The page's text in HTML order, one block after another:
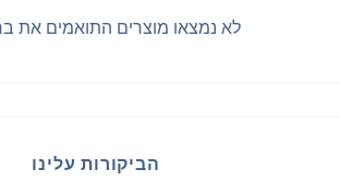
לא נמצאו מוצרים התואמים את
הביקורות עלינו